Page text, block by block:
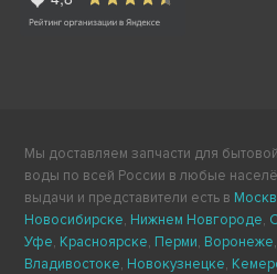
Мы доставляем запчасти для
воды по всей России в любые
выдачи и представители есть в
Новосибирске, Нижнем Новгороде,
Уфе, Красноярске, Перми, Воронеже,
Владивостоке, Новокузнецке,